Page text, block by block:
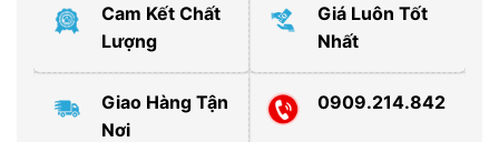
Cam Kết Chất
Lượng
Giá Luôn Tốt
Nhất
Giao Hàng Tận
Nơi
0909.214.842